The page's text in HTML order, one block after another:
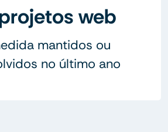
web
mantidos ou
no último ano